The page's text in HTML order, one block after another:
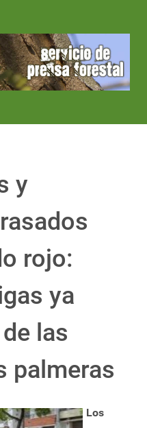
y
rojo:
ya
las
palmeras
Los